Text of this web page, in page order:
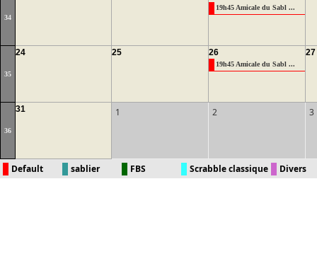
34
19h45 Amicale du Sabl ...
35
24 25 26
19h45 Amicale du Sabl ...
27
36
31 1 2 3
Default sablier FBS Scrabble classique Divers